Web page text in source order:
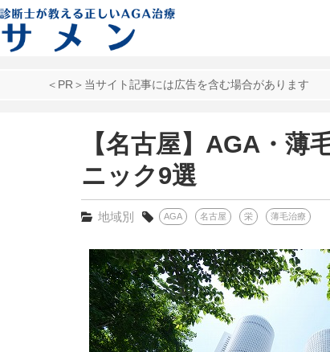
＜PR＞当サイト記事には広告を含む場合があります
【名古屋】AGA・薄
ニック9選
地域別 AGA 名古屋 栄 薄毛治療